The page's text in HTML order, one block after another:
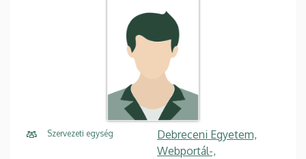
Szervezeti egység
Debreceni Egyetem,
Webportál-,